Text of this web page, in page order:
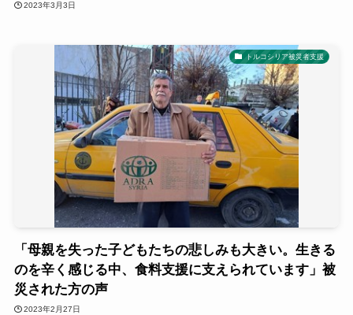
2023年3月3日
トルコシリア被災者支援
「母親を失った子どもたちの悲しみも大きい。生きる
のを辛く感じる中、食料支援に支えられています」被
災された方の声
2023年2月27日